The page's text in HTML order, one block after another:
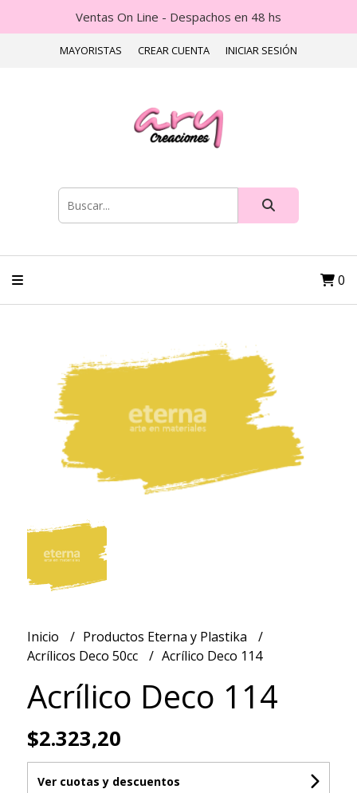
Ventas On Line - Despachos en 48 hs
MAYORISTAS CREAR CUENTA INICIAR SESIÓN
0
Inicio
Productos Eterna y Plastika
Acrílicos Deco 50cc
Acrílico Deco 114
Acrílico Deco 114
$2.323,20
Ver cuotas y descuentos